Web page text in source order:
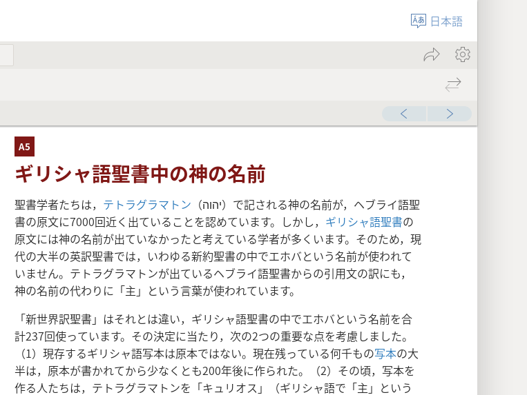
日本語
A5
ギリシャ語聖書中の神の名前
聖書学者たちは， テトラグラマトン （יהוה）で記される神の名前が，ヘブライ語聖
書の原文に7000回近く出ていることを認めています。しかし， ギリシャ語聖書の
原文には神の名前が出ていなかったと考えている学者が多くいます。そのため，現
代の大半の英訳聖書では，いわゆる新約聖書の中でエホバという名前が使われて
いません。テトラグラマトンが出ているヘブライ語聖書からの引用文の訳にも，
神の名前の代わりに「主」という言葉が使われています。
「新世界訳聖書」はそれとは違い，ギリシャ語聖書の中でエホバという名前を合
計237回使っています。その決定に当たり，次の2つの重要な点を考慮しました。
（1）現存するギリシャ語写本は原本ではない。現在残っている何千もの写本の大
半は，原本が書かれてから少なくとも200年後に作られた。（2）その頃，写本を
作る人たちは，テトラグラマトンを「キュリオス」（ギリシャ語で「主」という